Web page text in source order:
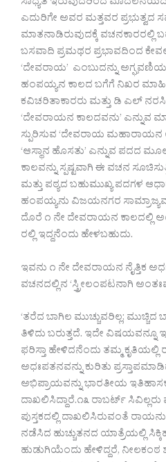
ಸಾಧ್ಯತೆ ಇರುವುದರಿಂದ
ಎದುರಿಗೇ ಅವರ ಮತ್ತವರ ಪ್ರಭುತ್ವದ
ಮಾತನಾಡಿರುವುದಕ್ಕೆ ವಚನಕಾರರಲ್ಲಿ
ಬಸವಾದಿ ಪ್ರಮಥರ ಪ್ರಭಾವದಿಂದ
‘ದೇವರಾಯ’ ಎಂಬುದನ್ನು
ಹಂಪಯ್ಯನ ಕಾಲದ ಬಗೆಗೆ ನಿಖರ
ಕವಿಚರಿತಾಕಾರರು ಮತ್ತು ಡಿ ಎಲ್
‘ದೇವರಾಯನ ಕಾಲದವನು’ ಎನ್ನುವ
ಸ್ಪುರಿಸುವ ‘ದೇವರಾಯ ಮಹಾರಾಯನ
‘ಆಸ್ಥಾನ ಹೊಸತು’ ಎನ್ನುವ ಪದದ
ಕಾಲವನ್ನು ಸ್ಪಷ್ಟವಾಗಿ ಈ ವಚನ
ಮತ್ತು ಪಠ್ಯದ ಬಹುಮುಖ್ಯ ಪದಗಳ
ಹಂಪಯ್ಯನು ವಿಜಯನಗರ
ದೊರೆ ೧ ನೇ ದೇವರಾಯನ ಕಾಲದಲ್ಲಿ
ರಲ್ಲಿ ಇದ್ದನೆಂದು ಹೇಳಬಹುದು.
ಇವನು ೧ ನೇ ದೇವರಾಯನ ನೈತ್ತಿಕ
ವಚನದಲ್ಲಿನ ‘ಸ್ತ್ರೀಲಂಪಟನಾಗಿ
‘ತರೆದ ಬಾಗಿಲ ಮುಚ್ಚುವರಿಲ್ಲ; ಮುಚ್ಚಿದ
ತಿಳಿದು ಬರುತ್ತದೆ. ಇದೇ ವಿಷಯವನ್ನೂ
ಫರಿಸ್ತಾ ಹೇಳಿದನೆಂದು ತಮ್ಮ
ಅಧಃಪತನವನ್ನು ಕುರಿತು
ಅಭಿಪ್ರಾಯವನ್ನು ಭಾರತೀಯ
ದಾಖಲಿಸಿದ್ದಾರೆ.೧೩ ರಾಬರ್ಟ್ ಸಿವಿಲ್ಲರು
ಪುಸ್ತಕದಲ್ಲಿ ದಾಖಲಿಸಿರುವಂತೆ
ನಡೆಸಿದ ಹುಚ್ಚುತನದ ಯಾತ್ರೆಯಲ್ಲಿ
ಹುಡುಗಿಯೆಂದು ಹೇಳಿದ್ದರೆ, ನೀಲಕಂಠ